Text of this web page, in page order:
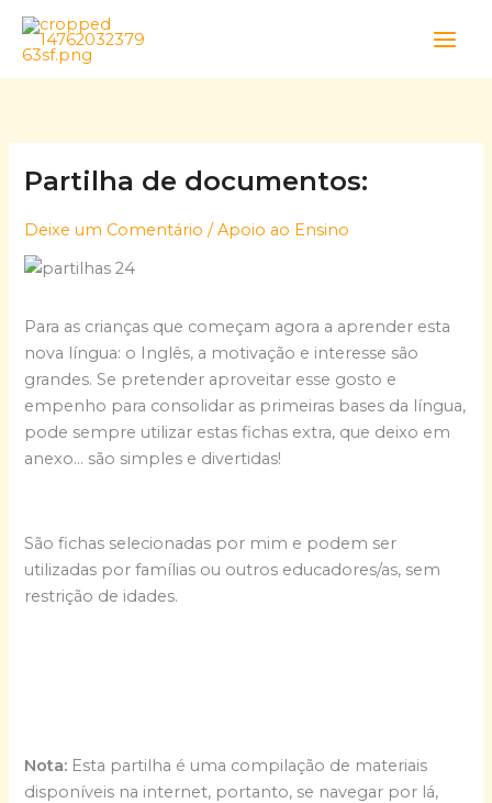
Skip
content
Partilha de documentos:
Deixe um Comentário /Apoio ao Ensino
Para as crianças que começam agora a aprender esta
nova língua: o Inglês, a motivação e interesse são
grandes. Se pretender aproveitar esse gosto e
empenho para consolidar as primeiras bases da língua,
pode sempre utilizar estas fichas extra, que deixo em
anexo… são simples e divertidas!
São fichas selecionadas por mim e podem ser
utilizadas por famílias ou outros educadores/as, sem
restrição de idades.
Nota: Esta partilha é uma compilação de materiais
disponíveis na internet, portanto, se navegar por lá,